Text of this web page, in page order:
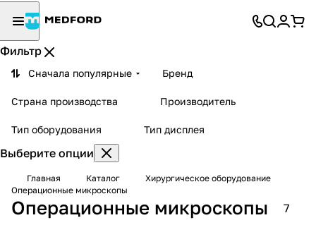
Фильтр
Сначала популярные Бренд
Страна производства Производитель
Тип оборудования Тип дисплея
Выберите опции
Главная Каталог
Хирургическое оборудование
Операционные микроскопы
Операционные микроскопы 7